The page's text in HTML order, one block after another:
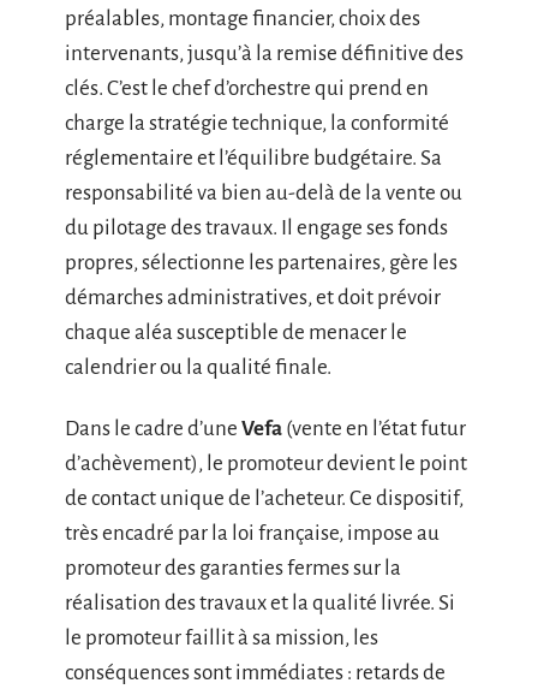
préalables, montage financier, choix des
intervenants, jusqu’à la remise définitive des
clés. C’est le chef d’orchestre qui prend en
charge la stratégie technique, la conformité
réglementaire et l’équilibre budgétaire. Sa
responsabilité va bien au-delà de la vente ou
du pilotage des travaux. Il engage ses fonds
propres, sélectionne les partenaires, gère les
démarches administratives, et doit prévoir
chaque aléa susceptible de menacer le
calendrier ou la qualité finale.
Dans le cadre d’une Vefa (vente en l’état futur
d’achèvement), le promoteur devient le point
de contact unique de l’acheteur. Ce dispositif,
très encadré par la loi française, impose au
promoteur des garanties fermes sur la
réalisation des travaux et la qualité livrée. Si
le promoteur faillit à sa mission, les
conséquences sont immédiates : retards de